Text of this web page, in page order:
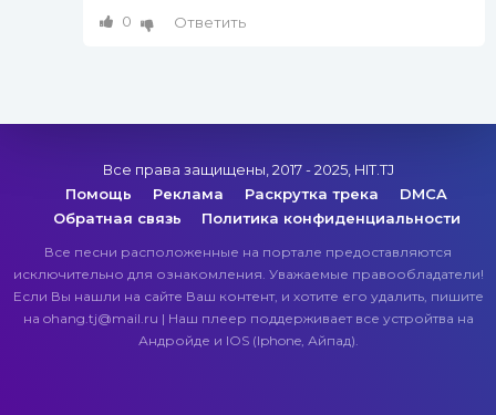
0
Ответить
Все права защищены, 2017 - 2025, HIT.TJ
Помощь
Реклама Раскрутка трека
DMCA
Обратная связь
Политика конфиденциальности
Все песни расположенные на портале предоставляются
исключительно для ознакомления. Уважаемые правообладатели!
Если Вы нашли на сайте Ваш контент, и хотите его удалить, пишите
на ohang.tj@mail.ru | Наш плеер поддерживает все устройтва на
Андройде и IOS (Iphone, Айпад).